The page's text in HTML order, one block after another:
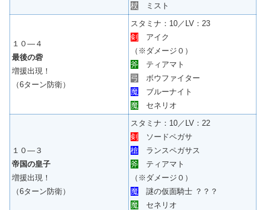
杖 ミスト
１０―４
最後の砦
増援出現！
（6ターン防衛）
スタミナ：10／LV：23
剣 アイク
（※ダメージ０）
斧 ティアマト
弓
ボウファイター
魔 ブルーナイト
魔 セネリオ
１０―３
帝国の皇子
増援出現！
（6ターン防衛）
スタミナ：10／LV：22
剣 ソードペガサ
槍 ランスペガサス
斧 ティアマト
（※ダメージ０）
魔 謎の仮面騎士 ？？？
魔 セネリオ